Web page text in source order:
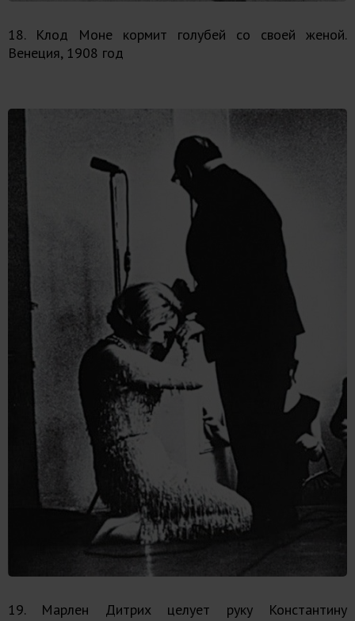
18. Клод Моне кормит голубей со своей женой.
Венеция, 1908 год
19. Марлен Дитрих целует руку Константину